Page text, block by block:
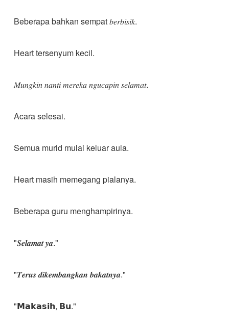
Beberapa bahkan sempat 𝑏𝑒𝑟𝑏𝑖𝑠𝑖𝑘.
Heart tersenyum kecil.
𝑀𝑢𝑛𝑔𝑘𝑖𝑛 𝑛𝑎𝑛𝑡𝑖 𝑚𝑒𝑟𝑒𝑘𝑎 𝑛𝑔𝑢𝑐𝑎𝑝𝑖𝑛 𝑠𝑒𝑙𝑎𝑚𝑎𝑡.
Acara selesai.
Semua murid mulai keluar aula.
Heart masih memegang pialanya.
Beberapa guru menghampirinya.
"𝑺𝒆𝒍𝒂𝒎𝒂𝒕 𝒚𝒂."
"𝑻𝒆𝒓𝒖𝒔 𝒅𝒊𝒌𝒆𝒎𝒃𝒂𝒏𝒈𝒌𝒂𝒏 𝒃𝒂𝒌𝒂𝒕𝒏𝒚𝒂."
"𝗠𝗮𝗸𝗮𝘀𝗶𝗵, 𝗕𝘂."